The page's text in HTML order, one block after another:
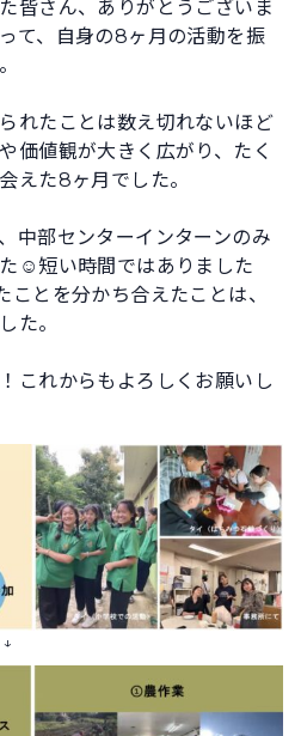
皆さん、ありがとうございま
て、自身の8ヶ月の活動を振
れたことは数え切れないほど
価値観が大きく広がり、たく
えた8ヶ月でした。
中部センターインターンのみ
☺️短い時間ではありました
とを分かち合えたことは、
た。
これからもよろしくお願いし